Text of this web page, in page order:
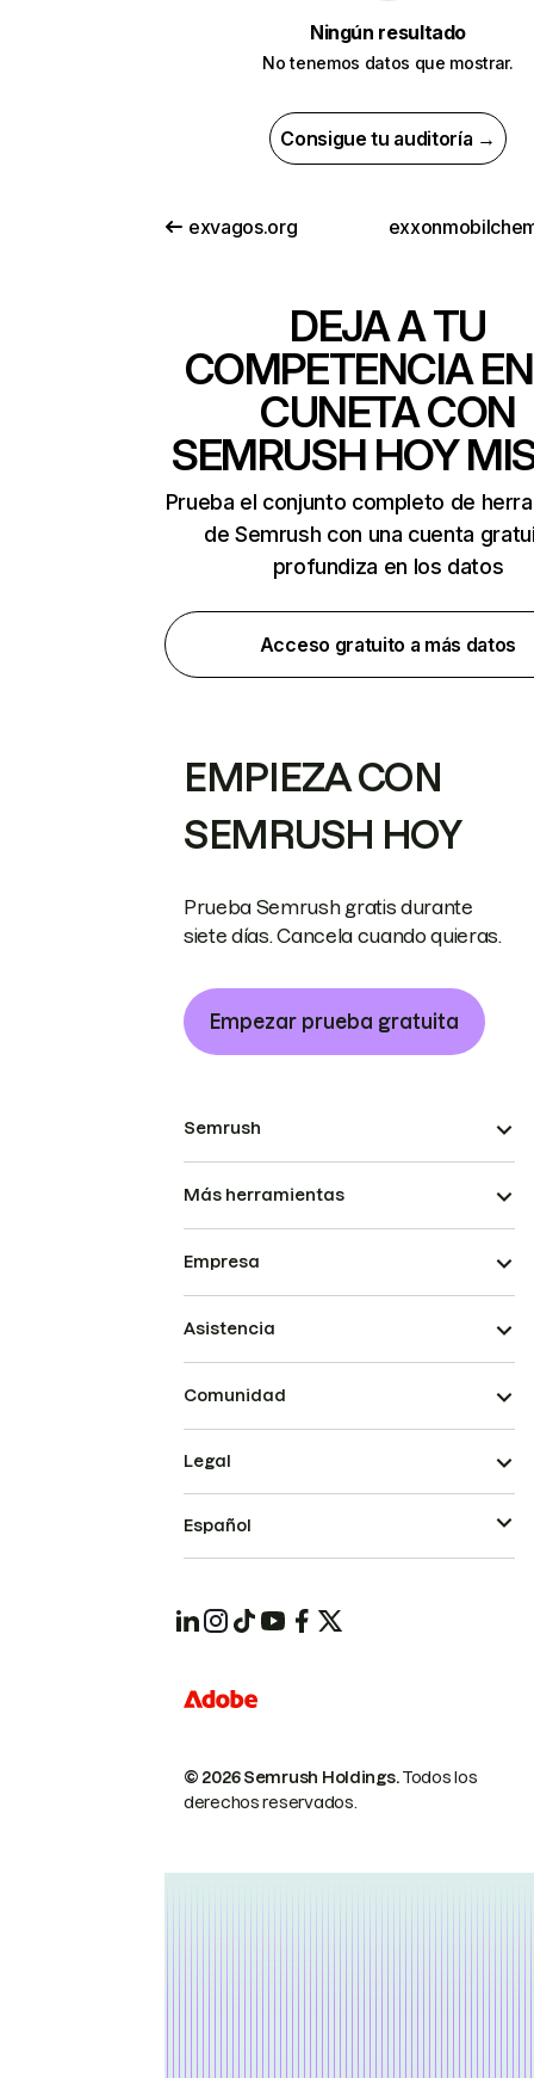
Ningún resultado
No tenemos datos que mostrar.
Consigue tu auditoría →
exvagos.org
DEJA A TU
COMPETENCIA
CUNETA CON
SEMRUSH HOY
Prueba el conjunto completo de
de Semrush con una cuenta
profundiza en los datos
Acceso gratuito a más datos
EMPIEZA CON
SEMRUSH HOY
Prueba Semrush gratis durante
siete días. Cancela cuando quieras.
Empezar prueba gratuita
Semrush
Más herramientas
Empresa
Asistencia
Comunidad
© 2026 Semrush Holdings.Todos los
derechos reservados.
Legal
Español